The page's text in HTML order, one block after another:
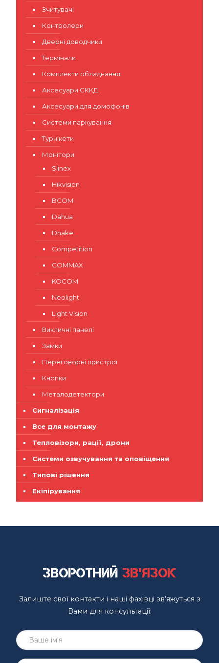
Зчитувачі
Контролери
Дверні доводчики
Термінали
Комплекти обладнання
Аксесуари СККД
Аксесуари для домофонів
Системи паркування
Турнікети
Монітори
Slinex
Hikvision
BCOM
Dahua
Dnake
Competition
COMMAX
KOCOM
Neolight
Light Vision
Викличні панелі
Замки
Переговорні пристрої
Кнопки
Металодетектори
Сигналізація
Все для монтажу
Тепловізори, рації, дрони
Системи озвучування та оповіщення
Типові рішення
Екіпірування
Зворотний зв'язок
Залиште свої контакти і наші фахівці зв’яжуться з
Вами для консультації: